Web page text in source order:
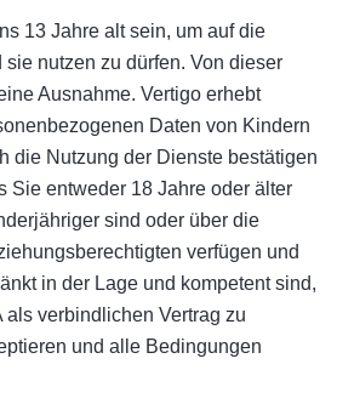
13 Jahre alt sein, um auf die
nutzen zu dürfen. Von dieser
Ausnahme. Vertigo erhebt
Daten von Kindern
die Nutzung der Dienste bestätigen
Sie entweder 18 Jahre oder älter
sind oder über die
verfügen und
in der Lage und kompetent sind,
verbindlichen Vertrag zu
und alle Bedingungen